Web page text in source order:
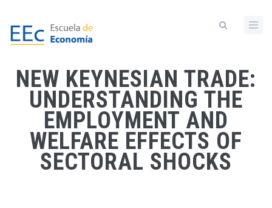
contenido
NEW KEYNESIAN TRADE:
UNDERSTANDING THE
EMPLOYMENT AND
WELFARE EFFECTS OF
SECTORAL SHOCKS